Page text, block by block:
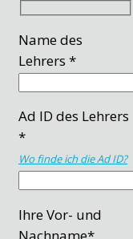
Name des
Lehrers *
Ad ID des Lehrers
*
Wo finde ich die Ad ID?
Ihre Vor- und